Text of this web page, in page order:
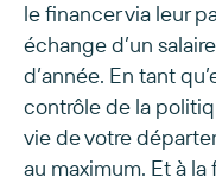
le financer via leur
échange d’un
d’année. En tant
contrôle de la
vie de votre
au maximum. Et à